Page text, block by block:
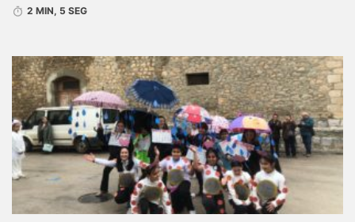
2 MIN, 5 SEG